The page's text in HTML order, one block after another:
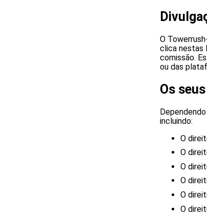
O
clica nestas
comissão.
ou das
Os
incluindo:
O
O
O
O
O
O